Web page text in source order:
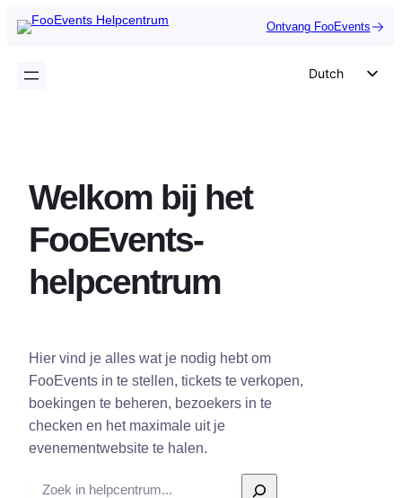
naar
inhoud
Ontvang FooEvents
Dutch
Welkom bij het
FooEvents-
helpcentrum
Hier vind je alles wat je nodig hebt om
FooEvents in te stellen, tickets te verkopen,
boekingen te beheren, bezoekers in te
checken en het maximale uit je
evenementwebsite te halen.
Zoek